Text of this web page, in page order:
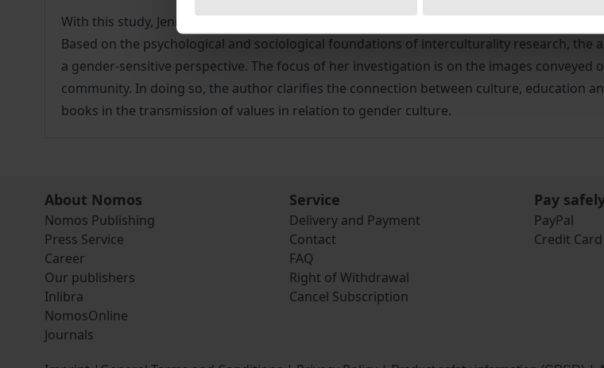
With this study, Jennifer Reiff encourages us to critically question the gender culture in
Based on the psychological and sociological foundations of interculturality research,
a gender-sensitive perspective. The focus of her investigation is on the images conveyed
community. In doing so, the author clarifies the connection between culture, education
books in the transmission of values in relation to gender culture.
About Nomos
Nomos Publishing
Press Service
Career
Our publishers
Inlibra
NomosOnline
Journals
Service
Delivery and Payment
Contact
FAQ
Right of Withdrawal
Cancel Subscription
Pay
PayPal
Credit Card